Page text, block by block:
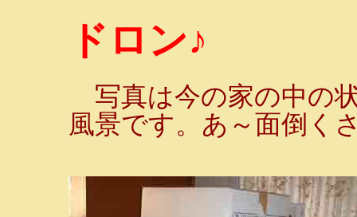
ドロン♪
写真は今の家の中の
風景です。あ～面倒く